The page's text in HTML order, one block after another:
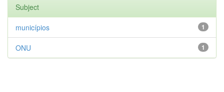
Subject
1
municípios
1
ONU